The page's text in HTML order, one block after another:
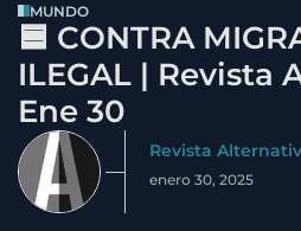
MUNDO
🟦 CONTRA
ILEGAL | Revista
Ene 30
Revista
enero 30, 2025